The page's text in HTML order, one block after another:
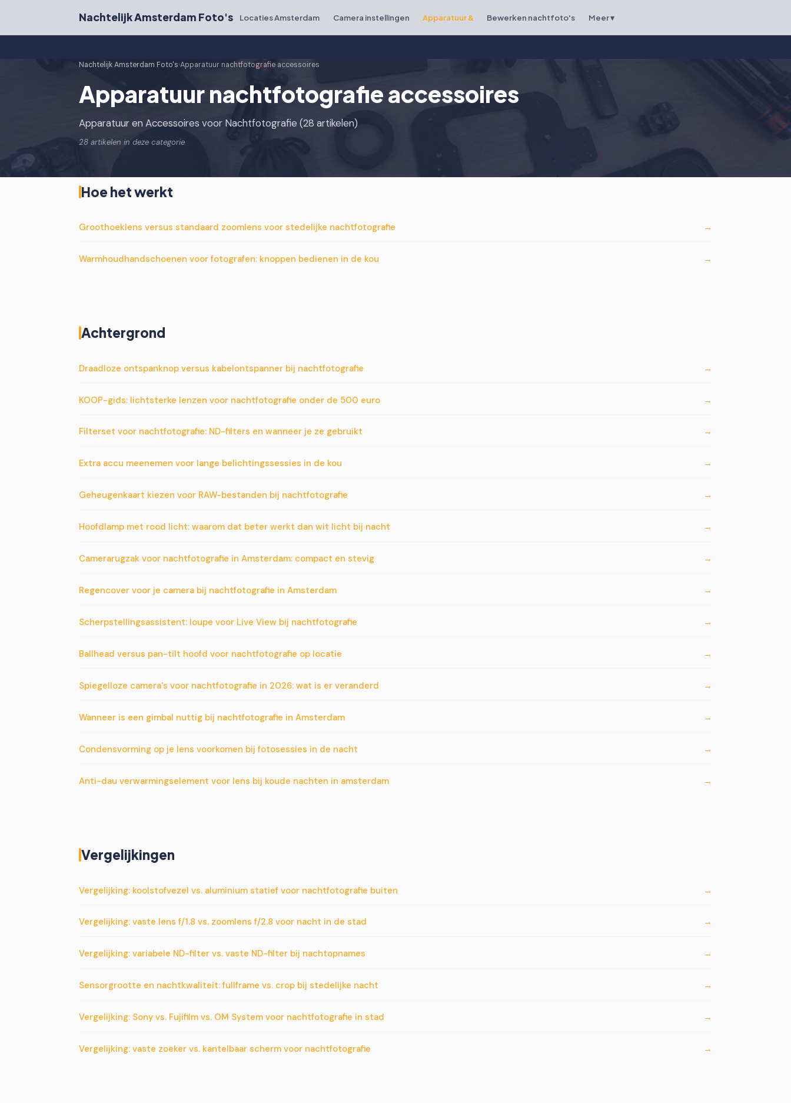
Nachtelijk Amsterdam Foto's Locaties Amsterdam Camera instellingen Apparatuur & Bewerken nachtfoto's Meer ▾
Nachtelijk Amsterdam Foto's›Apparatuur nachtfotografie accessoires
Apparatuur nachtfotografie accessoires
Apparatuur en Accessoires voor Nachtfotografie (28 artikelen)
28 artikelen in deze categorie
Hoe het werkt
Groothoeklens versus standaard zoomlens voor stedelijke nachtfotografie
Warmhoudhandschoenen voor fotografen: knoppen bedienen in de kou
Achtergrond
Draadloze ontspanknop versus kabelontspanner bij nachtfotografie
KOOP-gids: lichtsterke lenzen voor nachtfotografie onder de 500 euro
Filterset voor nachtfotografie: ND-filters en wanneer je ze gebruikt
Extra accu meenemen voor lange belichtingssessies in de kou
Geheugenkaart kiezen voor RAW-bestanden bij nachtfotografie
Hoofdlamp met rood licht: waarom dat beter werkt dan wit licht bij nacht
Camerarugzak voor nachtfotografie in Amsterdam: compact en stevig
Regencover voor je camera bij nachtfotografie in Amsterdam
Scherpstellingsassistent: loupe voor Live View bij nachtfotografie
Ballhead versus pan-tilt hoofd voor nachtfotografie op locatie
Spiegelloze camera's voor nachtfotografie in 2026: wat is er veranderd
Wanneer is een gimbal nuttig bij nachtfotografie in Amsterdam
Condensvorming op je lens voorkomen bij fotosessies in de nacht
Anti-dau verwarmingselement voor lens bij koude nachten in amsterdam
Vergelijkingen
Vergelijking: koolstofvezel vs. aluminium statief voor nachtfotografie buiten
Vergelijking: vaste lens f/1.8 vs. zoomlens f/2.8 voor nacht in de stad
Vergelijking: variabele ND-filter vs. vaste ND-filter bij nachtopnames
Sensorgrootte en nachtkwaliteit: fullframe vs. crop bij stedelijke nacht
Vergelijking: Sony vs. Fujifilm vs. OM System voor nachtfotografie in stad
Vergelijking: vaste zoeker vs. kantelbaar scherm voor nachtfotografie